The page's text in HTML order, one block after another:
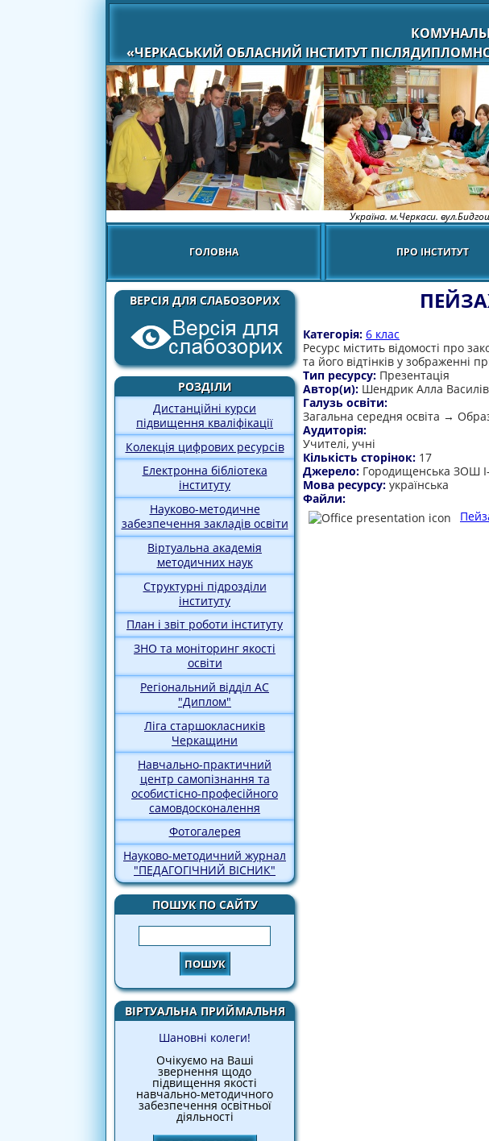
«ЧЕРКАСЬКИЙ ОБЛАСНИЙ ІНСТИТУТ
Україна. м.Черкаси.
ГОЛОВНА ПРО ІНСТИТУТ
ВЕРСІЯ ДЛЯ СЛАБОЗОРИХ
РОЗДІЛИ
Дистанційні курси
підвищення кваліфікації
Колекція цифрових ресурсів
Електронна бібліотека
інституту
Науково-методичне
забезпечення закладів освіти
Віртуальна академія
методичних наук
Структурні підрозділи
інституту
План і звіт роботи інституту
ЗНО та моніторинг якості
освіти
Регіональний відділ АС
"Диплом"
Ліга старшокласників
Черкащини
Навчально-практичний
центр самопізнання та
особистісно-професійного
самовдосконалення
Фотогалерея
Науково-методичний журнал
"ПЕДАГОГІЧНИЙ ВІСНИК"
ПОШУК ПО САЙТУ
Пошук
ВІРТУАЛЬНА ПРИЙМАЛЬНЯ
Шановні колеги!
Очікуємо на Ваші
звернення щодо
підвищення якості
навчально-методичного
забезпечення освітньої
діяльності
Категорія: 6 клас
Ресурс містить відомості про
та його відтінків у зображенні
Тип ресурсу: Презентація
Автор(и): Шендрик Алла
Галузь освіти:
Загальна середня освіта →
Аудиторія:
Учителі, учні
Кількість сторінок: 17
Джерело: Городищенська ЗОШ І-
Мова ресурсу: українська
Файли: